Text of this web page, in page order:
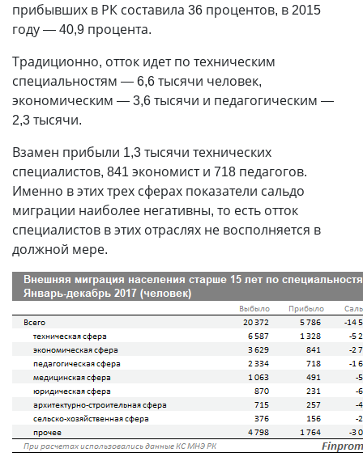
прибывших в РК составила 36 процентов, в 2015
году — 40,9 процента.
Традиционно, отток идет по техническим
специальностям — 6,6 тысячи человек,
экономическим — 3,6 тысячи и педагогическим —
2,3 тысячи.
Взамен прибыли 1,3 тысячи технических
специалистов, 841 экономист и 718 педагогов.
Именно в этих трех сферах показатели сальдо
миграции наиболее негативны, то есть отток
специалистов в этих отраслях не восполняется в
должной мере.